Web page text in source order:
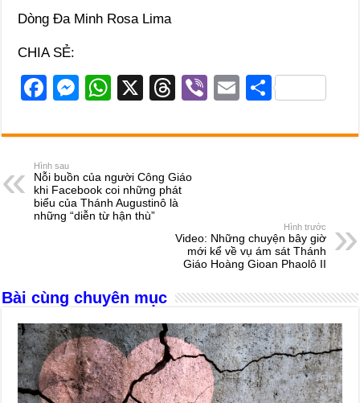
Dòng Đa Minh Rosa Lima
CHIA SẺ:
F
c
e
b
o
M
ss
n
g
W
at
A
p
X
T
e
d
s
Vi
er
E
ail
S
ar
Hình sau
Nỗi buồn của người Công Giáo
khi Facebook coi những phát
biểu của Thánh Augustinô là
những “diễn từ hận thù”
Hình trước
Video: Những chuyện bây giờ
mới kể về vụ ám sát Thánh
Giáo Hoàng Gioan Phaolô II
Bài cùng chuyên mục